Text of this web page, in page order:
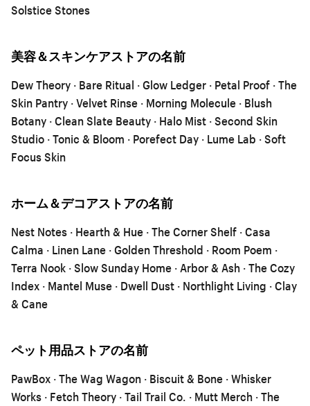
Solstice Stones
美容＆スキンケアストアの名前
Dew Theory · Bare Ritual · Glow Ledger · Petal Proof · The
Skin Pantry · Velvet Rinse · Morning Molecule · Blush
Botany · Clean Slate Beauty · Halo Mist · Second Skin
Studio · Tonic & Bloom · Porefect Day · Lume Lab · Soft
Focus Skin
ホーム＆デコアストアの名前
Nest Notes · Hearth & Hue · The Corner Shelf · Casa
Calma · Linen Lane · Golden Threshold · Room Poem ·
Terra Nook · Slow Sunday Home · Arbor & Ash · The Cozy
Index · Mantel Muse · Dwell Dust · Northlight Living · Clay
& Cane
ペット用品ストアの名前
PawBox · The Wag Wagon · Biscuit & Bone · Whisker
Works · Fetch Theory · Tail Trail Co. · Mutt Merch · The